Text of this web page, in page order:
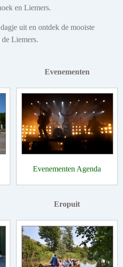
en Liemers.
uit en ontdek de mooiste
Liemers.
Evenementen
Evenementen Agenda
Eropuit